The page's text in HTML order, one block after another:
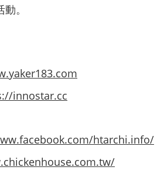
。
innostar.cc
htarchi.info/